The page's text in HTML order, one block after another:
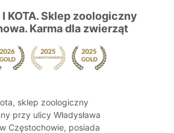
I KOTA. Sklep zoologiczny
Karma dla zwierząt
sklep zoologiczny
przy ulicy Władysława
Częstochowie, posiada